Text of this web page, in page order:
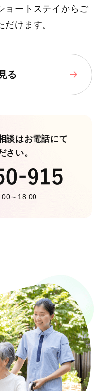
ョートステイからご
けます。
る
談はお電話にて
さい。
～18:00